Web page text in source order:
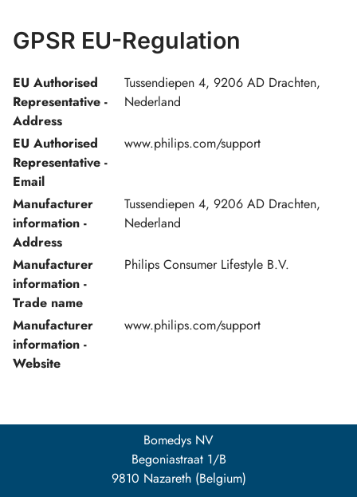
GPSR EU-Regulation
EU Authorised
Representative -
Address
Tussendiepen 4, 9206 AD Drachten,
Nederland
EU Authorised
Representative -
Email
www.philips.com/support
Manufacturer
information -
Address
Tussendiepen 4, 9206 AD Drachten,
Nederland
Manufacturer
information -
Trade name
Philips Consumer Lifestyle B.V.
Manufacturer
information -
Website
www.philips.com/support
Bomedys NV
Begoniastraat 1/B
9810 Nazareth (Belgium)